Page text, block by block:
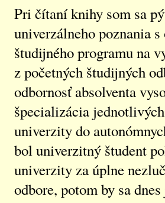
Pri čítaní knihy som sa
univerzálneho poznania
študijného programu na
z početných študijných
odbornosť absolventa
špecializácia
univerzity do
bol univerzitný študent
univerzity za úplne
odbore, potom by sa